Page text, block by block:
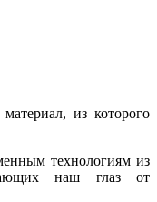
из которого
технологиям из
наш глаз от